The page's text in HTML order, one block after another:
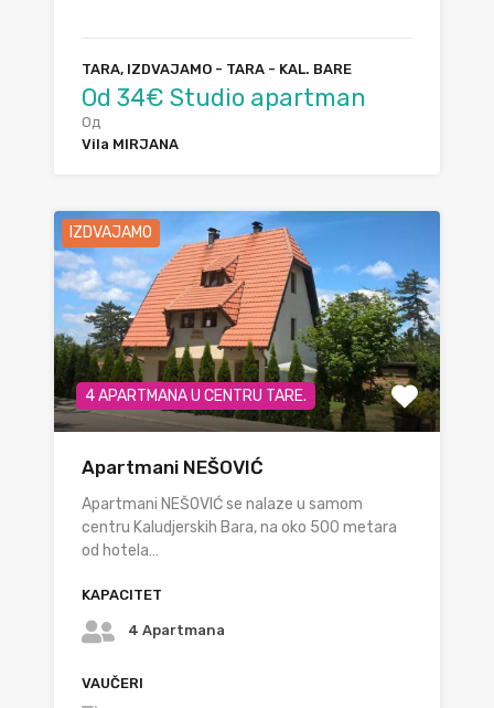
TARA, IZDVAJAMO - TARA - KAL. BARE
Od 34€ Studio apartman
Од
Vila MIRJANA
IZDVAJAMO
4 APARTMANA U CENTRU TARE.
Apartmani NEŠOVIĆ
Apartmani NEŠOVIĆ se nalaze u samom
centru Kaludjerskih Bara, na oko 500 metara
od hotela…
KAPACITET
4 Apartmana
VAUČERI